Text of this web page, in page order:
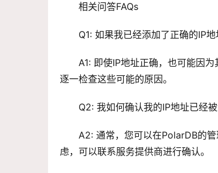
相关问答FAQs
Q1: 如果我已经添加了正确的IP
A1: 即使IP地址正确，也可能因
逐一检查这些可能的原因。
Q2: 我如何确认我的IP地址已经
A2: 通常，您可以在PolarDB的
虑，可以联系服务提供商进行确认。